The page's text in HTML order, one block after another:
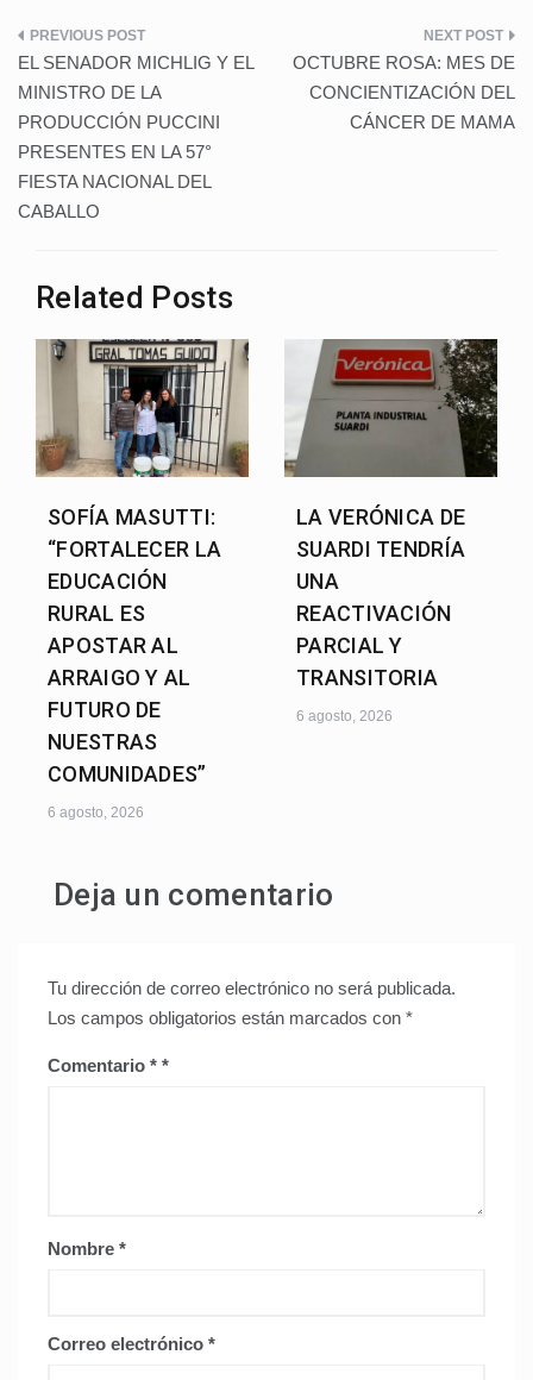
b
o
o
k
p
p
n
Navegación
de
entradas
EL SENADOR MICHLIG Y EL
MINISTRO DE LA
PRODUCCIÓN PUCCINI
PRESENTES EN LA 57°
FIESTA NACIONAL DEL
CABALLO
OCTUBRE ROSA: MES DE
CONCIENTIZACIÓN DEL
CÁNCER DE MAMA
Related Posts
SOFÍA MASUTTI:
“FORTALECER LA
EDUCACIÓN
RURAL ES
APOSTAR AL
ARRAIGO Y AL
FUTURO DE
NUESTRAS
COMUNIDADES”
6 agosto, 2026
LA VERÓNICA DE
SUARDI TENDRÍA
UNA
REACTIVACIÓN
PARCIAL Y
TRANSITORIA
6 agosto, 2026
Deja un comentario
Tu dirección de correo electrónico no será publicada.
Los campos obligatorios están marcados con *
Comentario *
Nombre *
Correo electrónico *